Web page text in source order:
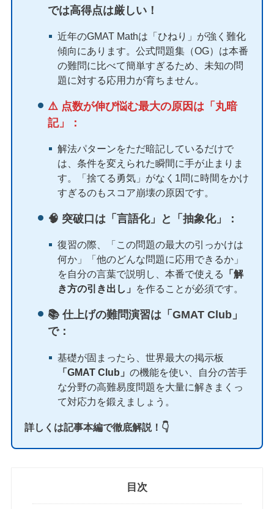
では高得点は厳しい！
近年のGMAT Mathは「ひねり」が強く難化
傾向にあります。公式問題集（OG）は本番
の難問に比べて簡単すぎるため、未知の問
題に対する応用力が育ちません。
⚠️ 点数が伸び悩む最大の原因は「丸暗
記」：
解法パターンをただ暗記しているだけで
は、条件を変えられた瞬間に手が止まりま
す。「捨てる勇気」がなく1問に時間をかけ
すぎるのもスコア崩壊の原因です。
🧠 突破口は「言語化」と「抽象化」：
復習の際、「この問題の最大の引っかけは
何か」「他のどんな問題に応用できるか」
を自分の言葉で説明し、本番で使える
「解
き方の引き出し」
を作ることが必須です。
📚 仕上げの難問演習は「GMAT Club」
で：
基礎が固まったら、世界最大の掲示板
「GMAT Club」の機能を使い、自分の苦手
な分野の高難易度問題を大量に解きまくっ
て対応力を鍛えましょう。
詳しくは記事本編で徹底解説！👇
目次